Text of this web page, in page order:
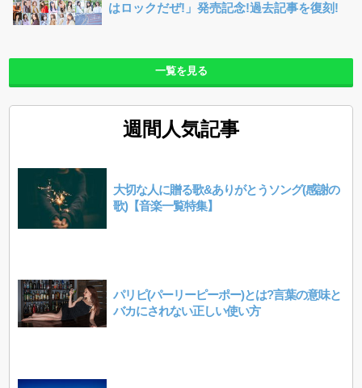
はロックだぜ!」発売記念!過去記事を復刻!
一覧を見る
週間人気記事
大切な人に贈る歌&ありがとうソング(感謝の
歌)【音楽一覧特集】
パリピ(パーリーピーポー)とは?言葉の意味と
バカにされない正しい使い方